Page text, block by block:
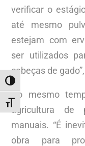
ALTERNAR ALTO
ALTERNAR TAMANHO
verificar o
até mesmo
estejam com
ser utilizados
cabeças de
Ao mesmo
agricultura de
manuais. “É
obra para